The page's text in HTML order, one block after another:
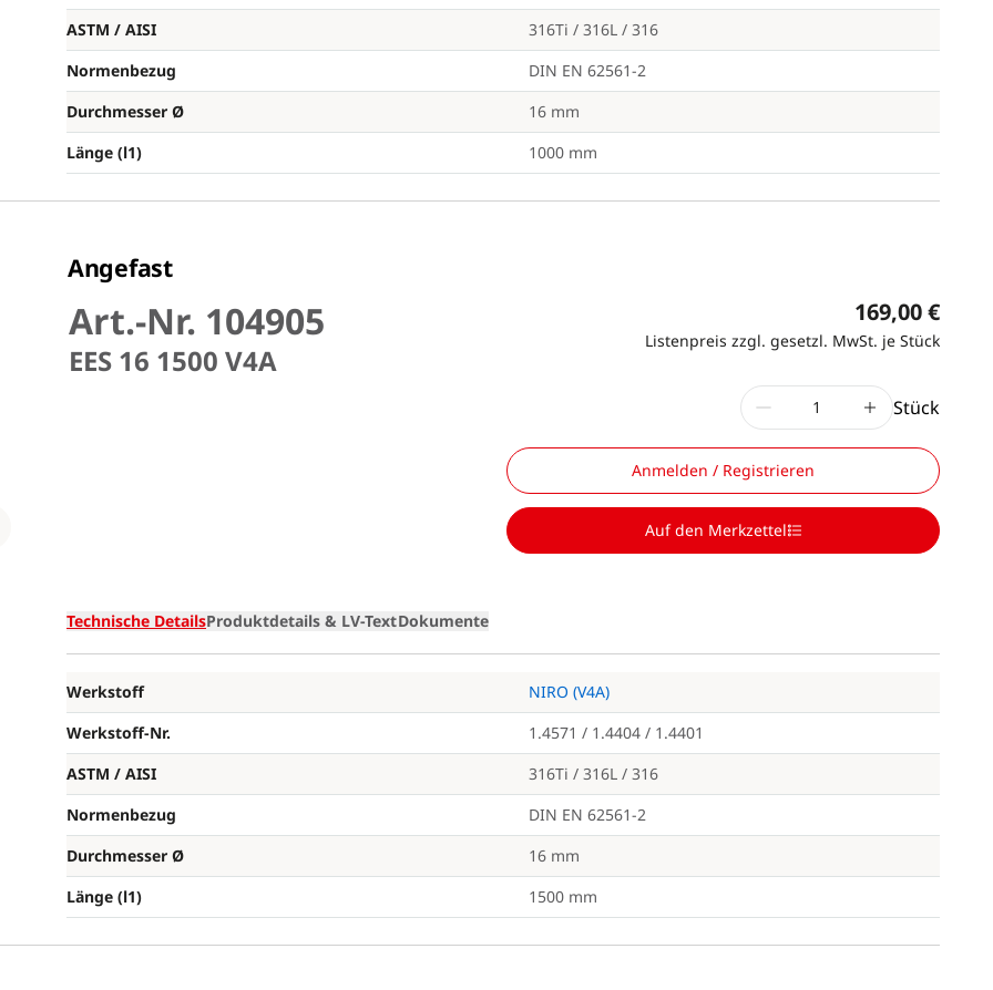
ASTM / AISI
316Ti / 316L / 316
Normenbezug
DIN EN 62561-2
Durchmesser Ø
16 mm
Länge (l1)
1000 mm
Angefast
Art.-Nr. 104905
EES 16 1500 V4A
169,00 €
Listenpreis zzgl. gesetzl. MwSt. je Stück
Stück
Anmelden / Registrieren
Auf den Merkzettel
Technische DetailsProduktdetails & LV-TextDokumente
Werkstoff
NIRO (V4A)
Werkstoff-Nr.
1.4571 / 1.4404 / 1.4401
ASTM / AISI
316Ti / 316L / 316
Normenbezug
DIN EN 62561-2
Durchmesser Ø
16 mm
Länge (l1)
1500 mm